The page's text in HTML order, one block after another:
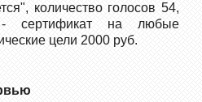
количество голосов 54,
сертификат на любые
цели 2000 руб.